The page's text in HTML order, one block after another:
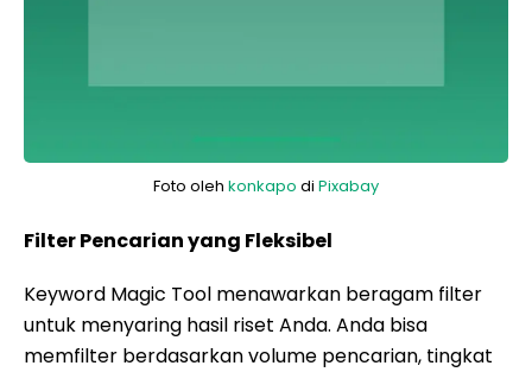
Foto oleh konkapo di Pixabay
Filter Pencarian yang Fleksibel
Keyword Magic Tool menawarkan beragam filter
untuk menyaring hasil riset Anda. Anda bisa
memfilter berdasarkan volume pencarian, tingkat